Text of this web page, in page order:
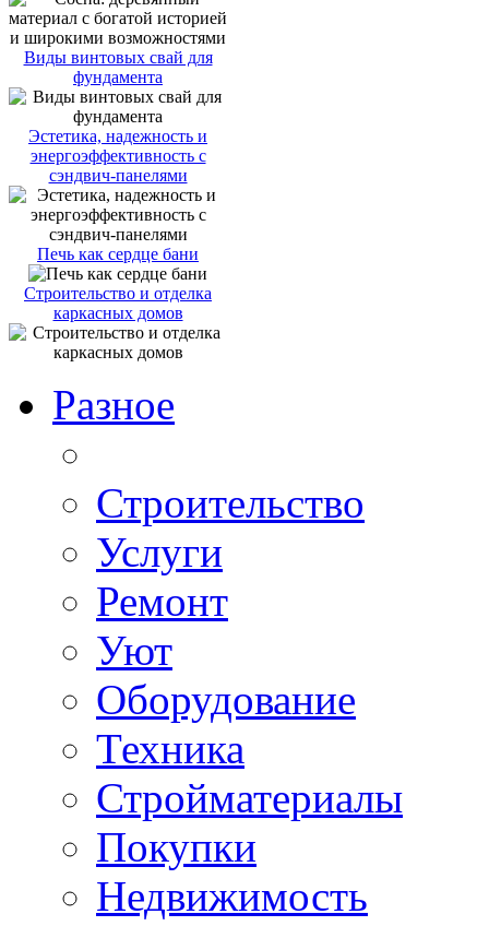
Виды винтовых свай для
фундамента
Эстетика, надежность и
энергоэффективность с
сэндвич-панелями
Печь как сердце бани
Строительство и отделка
каркасных домов
Разное
Строительство
Услуги
Ремонт
Уют
Оборудование
Техника
Стройматериалы
Покупки
Недвижимость